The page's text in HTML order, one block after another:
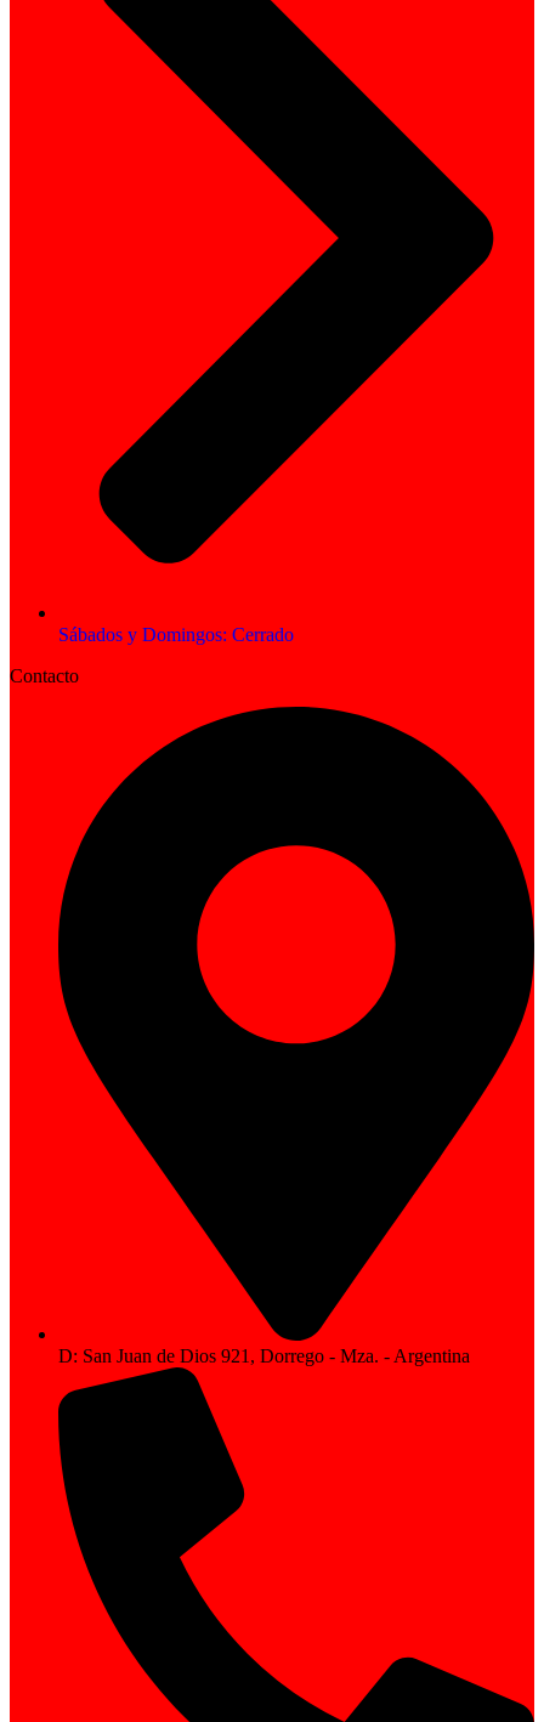
Sábados y Domingos: Cerrado
Contacto
D: San Juan de Dios 921, Dorrego - Mza. - Argentina